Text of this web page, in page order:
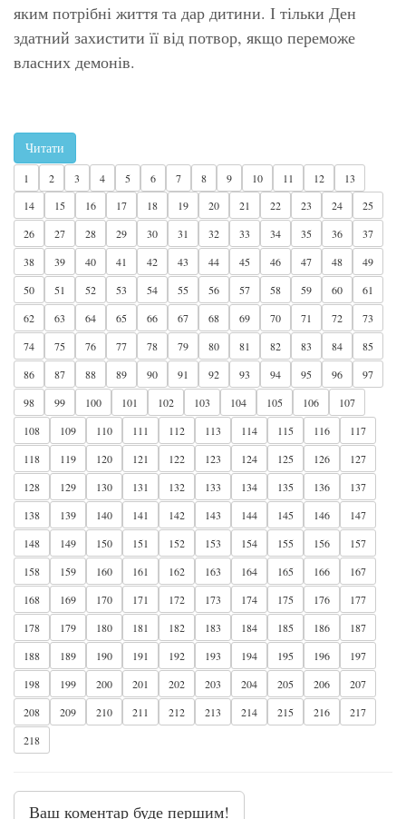
яким потрібні життя та дар дитини. І тільки Ден
здатний захистити її від потвор, якщо переможе
власних демонів.
Читати
1 2 3 4 5 6 7 8 9 10 11 12
13
14
15 16 17 18 19 20 21 22 23 24
25
26
27 28 29 30 31 32 33 34 35 36
37
38
39 40 41 42 43 44 45 46 47 48
49
50
51 52 53 54 55 56 57 58 59 60
61
62
63 64 65 66 67 68 69 70 71 72
73
74
75 76 77 78 79 80 81 82 83 84
85
86
87 88 89 90 91 92 93 94 95 96
97
98
99 100 101 102 103 104 105 106
107
108
109 110 111 112 113 114 115 116
117
118
119 120 121 122 123 124 125 126
127
128
129 130 131 132 133 134 135 136
137
138
139 140 141 142 143 144 145 146
147
148
149 150 151 152 153 154 155 156
157
158
159 160 161 162 163 164 165 166
167
168
169 170 171 172 173 174 175 176
177
178
179 180 181 182 183 184 185 186
187
188
189 190 191 192 193 194 195 196
197
198
199 200 201 202 203 204 205 206
207
208
209 210 211 212 213 214 215 216
217
218
Ваш коментар буде першим!